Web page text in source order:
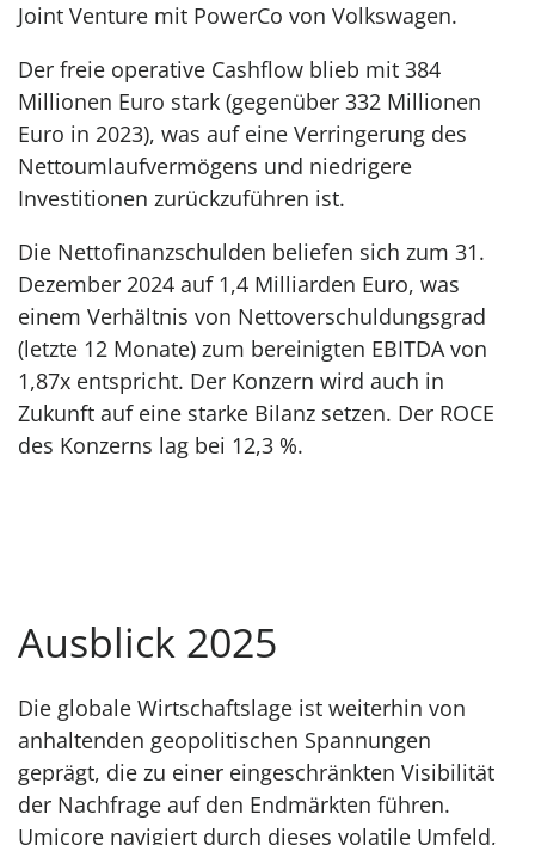
Joint Venture mit PowerCo von Volkswagen.
Der freie operative Cashflow blieb mit 384
Millionen Euro stark (gegenüber 332 Millionen
Euro in 2023), was auf eine Verringerung des
Nettoumlaufvermögens und niedrigere
Investitionen zurückzuführen ist.
Die Nettofinanzschulden beliefen sich zum 31.
Dezember 2024 auf 1,4 Milliarden Euro, was
einem Verhältnis von Nettoverschuldungsgrad
(letzte 12 Monate) zum bereinigten EBITDA von
1,87x entspricht. Der Konzern wird auch in
Zukunft auf eine starke Bilanz setzen. Der ROCE
des Konzerns lag bei 12,3 %.
Ausblick 2025
Die globale Wirtschaftslage ist weiterhin von
anhaltenden geopolitischen Spannungen
geprägt, die zu einer eingeschränkten Visibilität
der Nachfrage auf den Endmärkten führen.
Umicore navigiert durch dieses volatile Umfeld,